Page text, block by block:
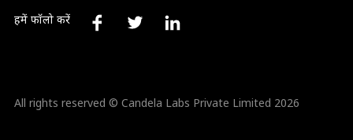
हमें फॉलो करें
All rights reserved © Candela Labs Private Limited 2026